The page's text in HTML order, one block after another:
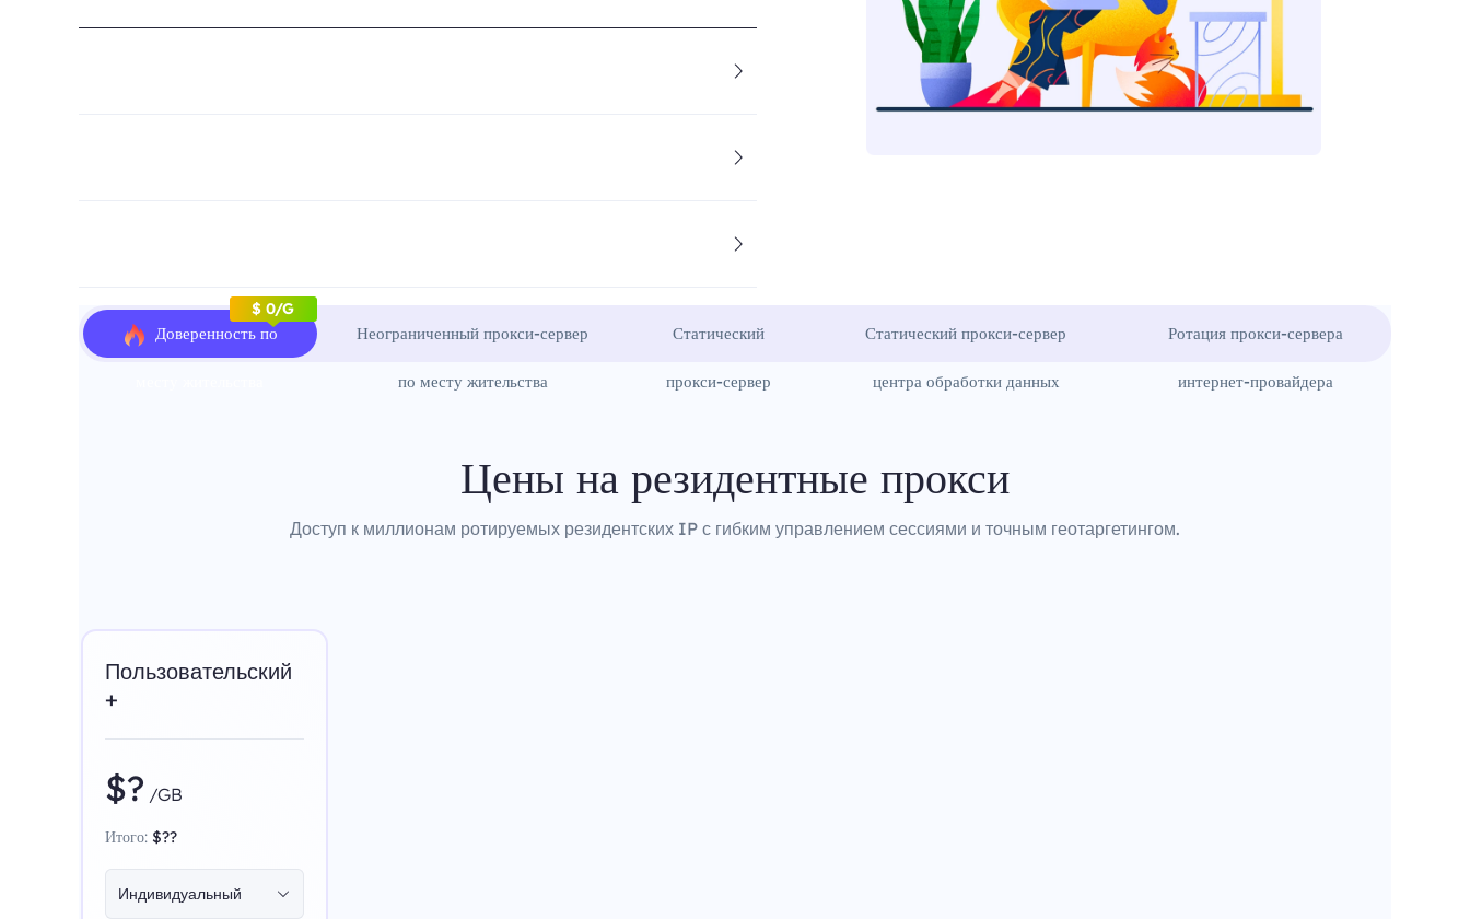
Доверенность по
$ 0/G
Неограниченный прокси-сервер
по месту жительства
Статический
прокси-сервер
Статический прокси-сервер
центра обработки данных
Ротация прокси-сервера
интернет-провайдера
Цены на резидентные прокси
Доступ к миллионам ротируемых резидентских IP с гибким управлением сессиями и точным геотаргетингом.
Пользовательский
+
$? /GB
Итого: $??
Индивидуальный